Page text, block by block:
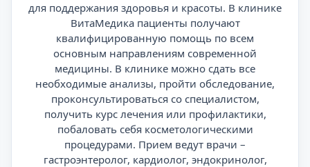
для поддержания здоровья и красоты. В клинике
ВитаМедика пациенты получают
квалифицированную помощь по всем
основным направлениям современной
медицины. В клинике можно сдать все
необходимые анализы, пройти обследование,
проконсультироваться со специалистом,
получить курс лечения или профилактики,
побаловать себя косметологическими
процедурами. Прием ведут врачи –
гастроэнтеролог, кардиолог, эндокринолог,